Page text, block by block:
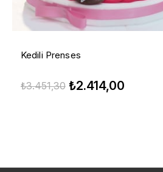
Kedili Prenses
₺2.414,00
₺3.451,30